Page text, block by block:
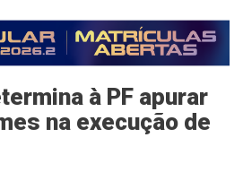
à PF apurar
na execução de